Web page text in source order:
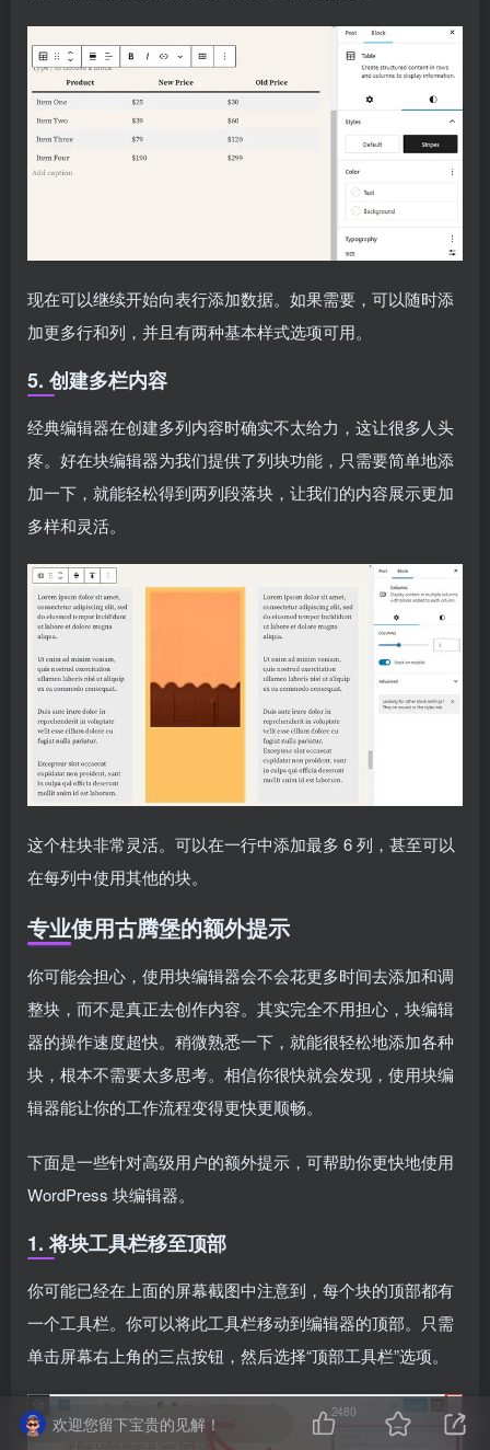
现在可以继续开始向表行添加数据。如果需要，可以随时添
加更多行和列，并且有两种基本样式选项可用。
5. 创建多栏内容
经典编辑器在创建多列内容时确实不太给力，这让很多人头
疼。好在块编辑器为我们提供了列块功能，只需要简单地添
加一下，就能轻松得到两列段落块，让我们的内容展示更加
多样和灵活。
这个柱块非常灵活。可以在一行中添加最多 6 列，甚至可以
在每列中使用其他的块。
专业使用古腾堡的额外提示
你可能会担心，使用块编辑器会不会花更多时间去添加和调
整块，而不是真正去创作内容。其实完全不用担心，块编辑
器的操作速度超快。稍微熟悉一下，就能很轻松地添加各种
块，根本不需要太多思考。相信你很快就会发现，使用块编
辑器能让你的工作流程变得更快更顺畅。
下面是一些针对高级用户的额外提示，可帮助你更快地使用
WordPress 块编辑器。
1. 将块工具栏移至顶部
你可能已经在上面的屏幕截图中注意到，每个块的顶部都有
一个工具栏。你可以将此工具栏移动到编辑器的顶部。只需
单击屏幕右上角的三点按钮，然后选择“顶部工具栏”选项。
欢迎您留下宝贵的见解！
2480